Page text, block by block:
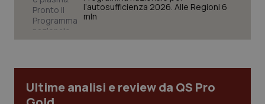
l’autosufficienza 2026. Alle Regioni 6
mln
Ultime analisi e review da QS Pro
I cookie necessari contribuiscono a rendere fruibile il
sito web abilitandone funzionalità di base quali la
Nome
Fornitore/Dominio
VISITOR_PRIVACY_METADATA
YouTube